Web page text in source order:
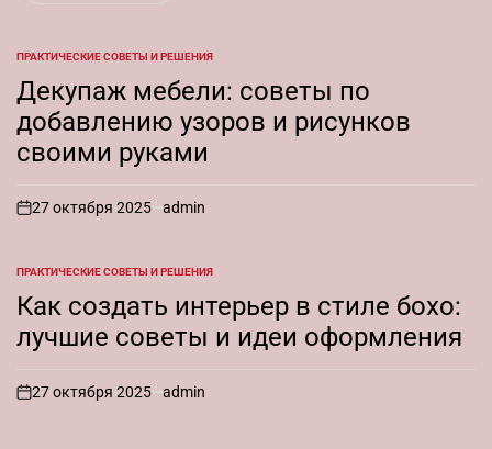
ОПУБЛИКОВАНО
ПРАКТИЧЕСКИЕ СОВЕТЫ И РЕШЕНИЯ
Декупаж мебели: советы по
добавлению узоров и рисунков
своими руками
on
27 октября 2025 admin
ОПУБЛИКОВАНО
В
ПРАКТИЧЕСКИЕ СОВЕТЫ И РЕШЕНИЯ
Как создать интерьер в стиле бохо:
лучшие советы и идеи оформления
on
27 октября 2025 admin